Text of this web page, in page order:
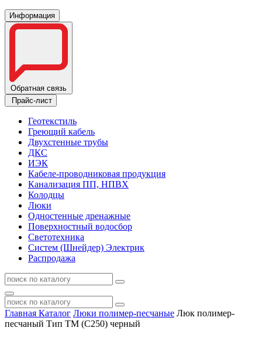
Информация
Обратная связь
Прайс-лист
Геотекстиль
Греющий кабель
Двухстенные трубы
ДКС
ИЭК
Кабеле-проводниковая продукция
Канализация ПП, НПВХ
Колодцы
Люки
Одностенные дренажные
Поверхностный водосбор
Светотехника
Систем (Шнейдер) Электрик
Распродажа
Главная Каталог Люки полимер-песчаные Люк полимер-
песчаный Тип ТМ (С250) черный